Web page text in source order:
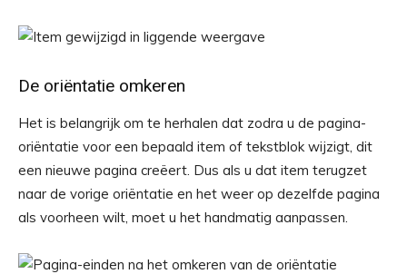
De oriëntatie omkeren
Het is belangrijk om te herhalen dat zodra u de pagina-
oriëntatie voor een bepaald item of tekstblok wijzigt, dit
een nieuwe pagina creëert. Dus als u dat item terugzet
naar de vorige oriëntatie en het weer op dezelfde pagina
als voorheen wilt, moet u het handmatig aanpassen.